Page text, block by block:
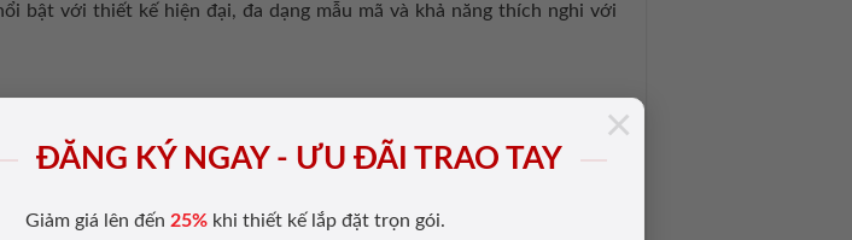
ĐĂNG KÝ NGAY - ƯU ĐÃI TRAO TAY
Giảm giá lên đến25% khi thiết kế lắp đặt trọn gói.
×
bật với thiết kế hiện đại, đa dạng mẫu mã và khả năng thích nghi với